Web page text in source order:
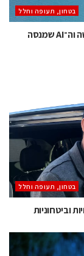
בטחון, תעופה וחלל
מטלפונים חכמים ועד לווייני FireSat: תשתית החישה וה־AI שמנסה
בטחון, תעופה וחלל